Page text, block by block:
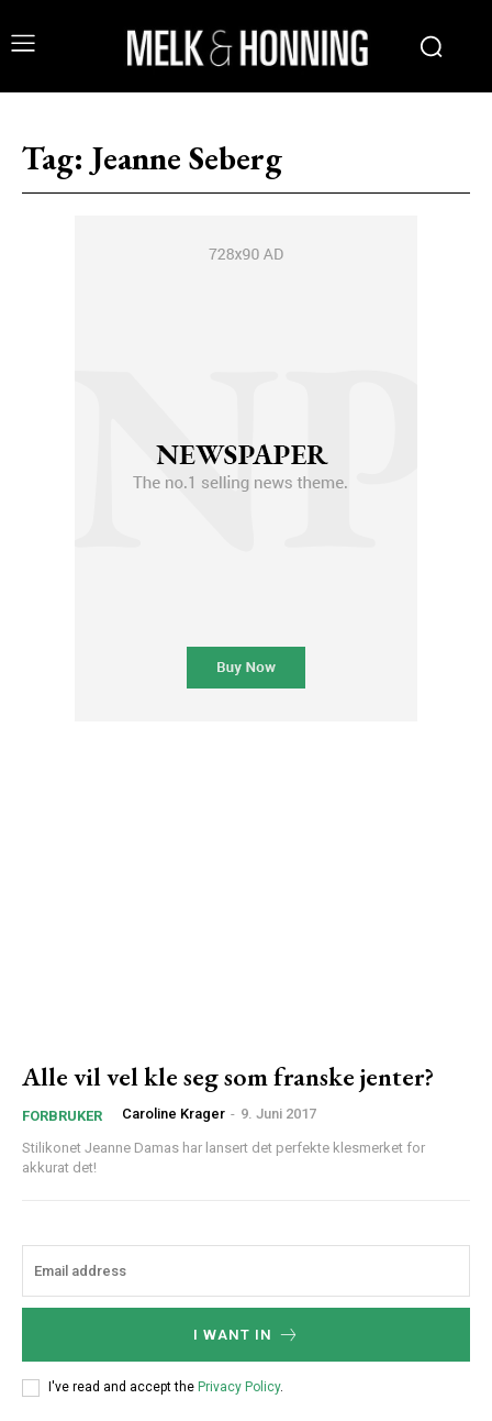
Tag: Jeanne Seberg
Alle vil vel kle seg som franske jenter?
FORBRUKER Caroline Krager - 9. Juni 2017
Stilikonet Jeanne Damas har lansert det perfekte klesmerket for
akkurat det!
I WANT IN
I've read and accept the Privacy Policy.